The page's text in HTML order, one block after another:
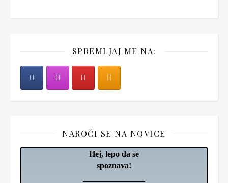
SPREMLJAJ ME NA:
NAROČI SE NA NOVICE
Hej, lepo da se
spoznava!